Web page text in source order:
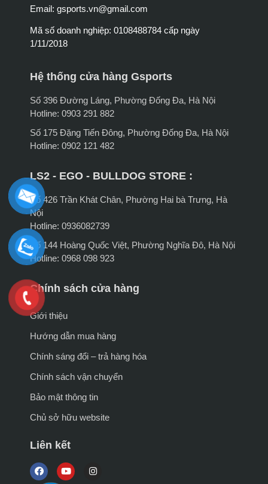
Email: gsports.vn@gmail.com
Mã số doanh nghiệp: 0108488784 cấp ngày
1/11/2018
Hệ thống cửa hàng Gsports
Số 396 Đường Láng, Phường Đống Đa, Hà Nội
Hotline: 0903 291 882
Số 175 Đặng Tiến Đông, Phường Đống Đa, Hà Nội
Hotline: 0902 121 482
LS2 - EGO - BULLDOG STORE :
Số 426 Trần Khát Chân, Phường Hai bà Trưng, Hà
Nội
Hotline: 0936082739
Số 144 Hoàng Quốc Việt, Phường Nghĩa Đô, Hà Nội
Hotline: 0968 098 923
Chính sách cửa hàng
Giới thiệu
Hướng dẫn mua hàng
Chính sáng đổi – trả hàng hóa
Chính sách vận chuyển
Bảo mật thông tin
Chủ sở hữu website
Liên kết